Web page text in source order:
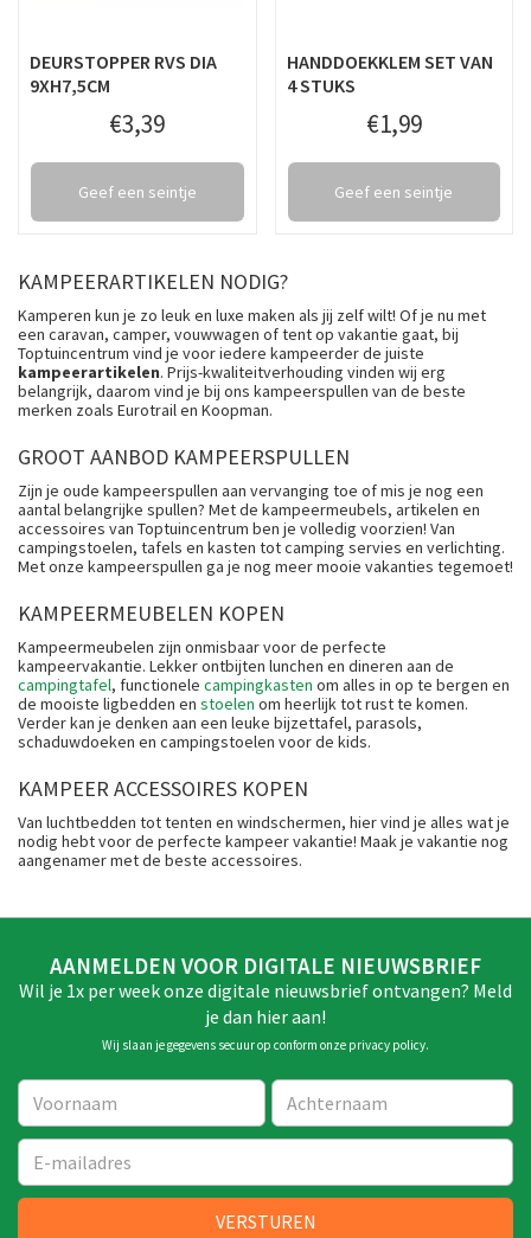
DEURSTOPPER RVS DIA
9XH7,5CM
€3,39
Geef een seintje
HANDDOEKKLEM SET VAN
4 STUKS
€1,99
Geef een seintje
KAMPEERARTIKELEN NODIG?
Kamperen kun je zo leuk en luxe maken als jij zelf wilt! Of je nu met
een caravan, camper, vouwwagen of tent op vakantie gaat, bij
Toptuincentrum vind je voor iedere kampeerder de juiste
kampeerartikelen. Prijs-kwaliteitverhouding vinden wij erg
belangrijk, daarom vind je bij ons kampeerspullen van de beste
merken zoals Eurotrail en Koopman.
GROOT AANBOD KAMPEERSPULLEN
Zijn je oude kampeerspullen aan vervanging toe of mis je nog een
aantal belangrijke spullen? Met de kampeermeubels, artikelen en
accessoires van Toptuincentrum ben je volledig voorzien! Van
campingstoelen, tafels en kasten tot camping servies en verlichting.
Met onze kampeerspullen ga je nog meer mooie vakanties tegemoet!
KAMPEERMEUBELEN KOPEN
Kampeermeubelen zijn onmisbaar voor de perfecte
kampeervakantie. Lekker ontbijten lunchen en dineren aan de
campingtafel, functionele campingkasten om alles in op te bergen en
de mooiste ligbedden en stoelen om heerlijk tot rust te komen.
Verder kan je denken aan een leuke bijzettafel, parasols,
schaduwdoeken en campingstoelen voor de kids.
KAMPEER ACCESSOIRES KOPEN
Van luchtbedden tot tenten en windschermen, hier vind je alles wat je
nodig hebt voor de perfecte kampeer vakantie! Maak je vakantie nog
aangenamer met de beste accessoires.
AANMELDEN VOOR DIGITALE NIEUWSBRIEF
Wil je 1x per week onze digitale nieuwsbrief ontvangen? Meld
je dan hier aan!
Wij slaan je gegevens secuur op conform onze privacy policy.